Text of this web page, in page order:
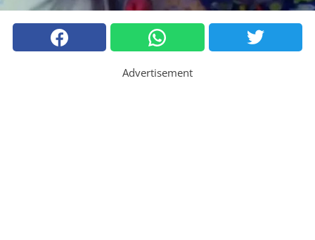
Advertisement